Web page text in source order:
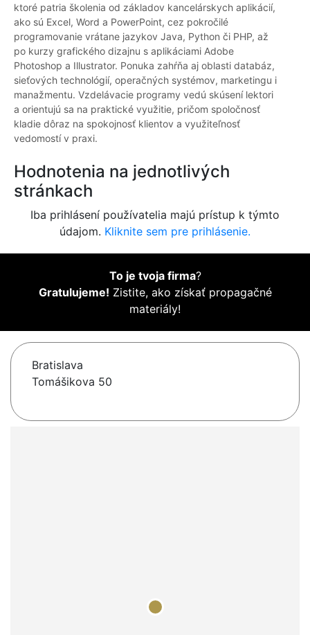
ktoré patria školenia od základov kancelárskych aplikácií,
ako sú Excel, Word a PowerPoint, cez pokročilé
programovanie vrátane jazykov Java, Python či PHP, až
po kurzy grafického dizajnu s aplikáciami Adobe
Photoshop a Illustrator. Ponuka zahŕňa aj oblasti databáz,
sieťových technológií, operačných systémov, marketingu i
manažmentu. Vzdelávacie programy vedú skúsení lektori
a orientujú sa na praktické využitie, pričom spoločnosť
kladie dôraz na spokojnosť klientov a využiteľnosť
vedomostí v praxi.
Hodnotenia na jednotlivých
stránkach
Iba prihlásení používatelia majú prístup k týmto
údajom. Kliknite sem pre prihlásenie.
To je tvoja firma?
Gratulujeme! Zistite, ako získať propagačné
materiály!
Bratislava
Tomášikova 50